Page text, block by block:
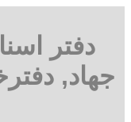
دفتر
جهاد,